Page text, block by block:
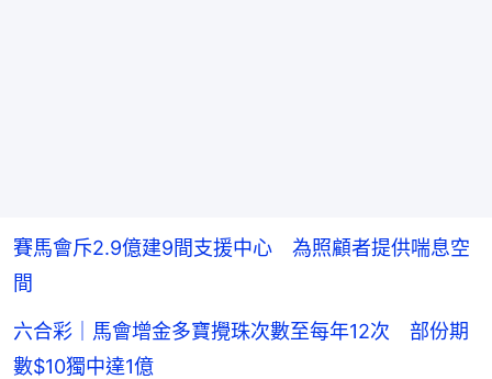
賽馬會斥2.9億建9間支援中心 為照顧者提供喘息空
間
六合彩｜馬會增金多寶攪珠次數至每年12次 部份期
數$10獨中達1億